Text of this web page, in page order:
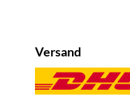
Versand